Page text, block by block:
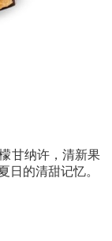
甘纳许，清新果
日的清甜记忆。